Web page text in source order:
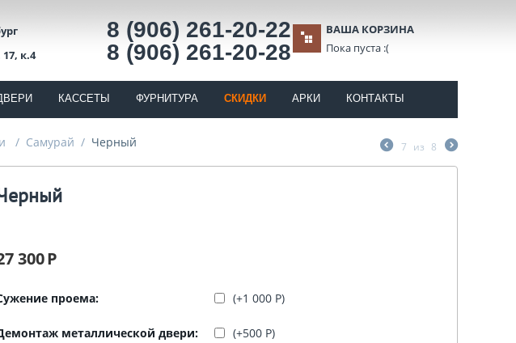
к.4
8 (906) 261-20-22
8 (906) 261-20-28
ВАША КОРЗИНА
Пока пуста :(
КАССЕТЫ ФУРНИТУРА СКИДКИ АРКИ КОНТАКТЫ
/ Самурай / Черный 7 из 8
300Р
проема: (+1 000 Р)
металлической двери: (+500 Р)